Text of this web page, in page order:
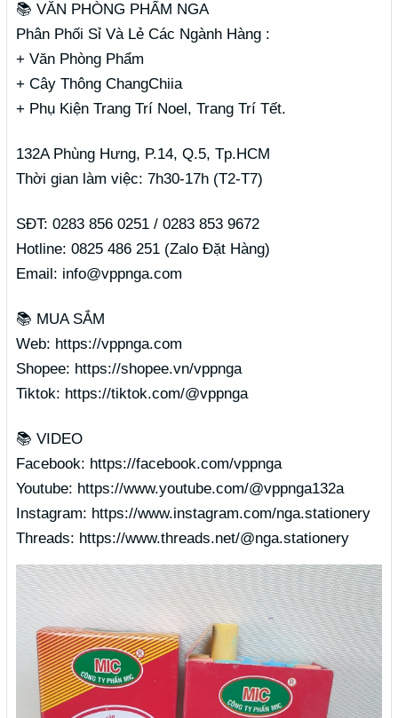
📚 VĂN PHÒNG PHẨM NGA
Phân Phối Sỉ Và Lẻ Các Ngành Hàng :
+ Văn Phòng Phẩm
+ Cây Thông ChangChiia
+ Phụ Kiện Trang Trí Noel, Trang Trí Tết.
132A Phùng Hưng, P.14, Q.5, Tp.HCM
Thời gian làm việc: 7h30-17h (T2-T7)
SĐT: 0283 856 0251 / 0283 853 9672
Hotline: 0825 486 251 (Zalo Đặt Hàng)
Email: info@vppnga.com
📚 MUA SẮM
Web: https://vppnga.com
Shopee: https://shopee.vn/vppnga
Tiktok: https://tiktok.com/@vppnga
📚 VIDEO
Facebook: https://facebook.com/vppnga
Youtube: https://www.youtube.com/@vppnga132a
Instagram: https://www.instagram.com/nga.stationery
Threads: https://www.threads.net/@nga.stationery